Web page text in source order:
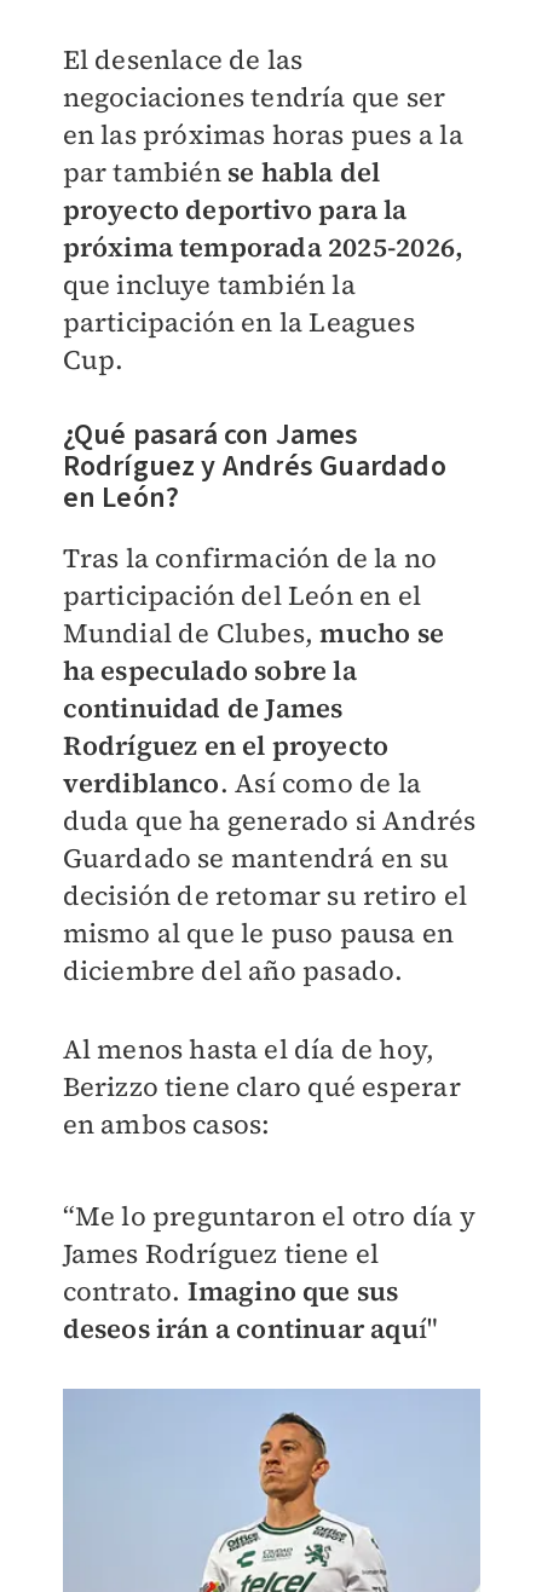
El desenlace de las
negociaciones tendría que ser
en las próximas horas pues a la
par también se habla del
proyecto deportivo para la
próxima temporada 2025-2026,
que incluye también la
participación en la Leagues
Cup.
¿Qué pasará con James
Rodríguez y Andrés Guardado
en León?
Tras la confirmación de la no
participación del León en el
Mundial de Clubes,mucho se
ha especulado sobre la
continuidad de James
Rodríguez en el proyecto
verdiblanco. Así como de la
duda que ha generado si Andrés
Guardado se mantendrá en su
decisión de retomar su retiro el
mismo al que le puso pausa en
diciembre del año pasado.
Al menos hasta el día de hoy,
Berizzo tiene claro qué esperar
en ambos casos:
“Me lo preguntaron el otro día y
James Rodríguez tiene el
contrato. Imagino que sus
deseos irán a continuar aquí"